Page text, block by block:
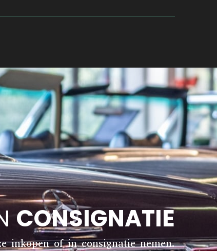
CONSIGNATIE
inkopen of in consignatie nemen.